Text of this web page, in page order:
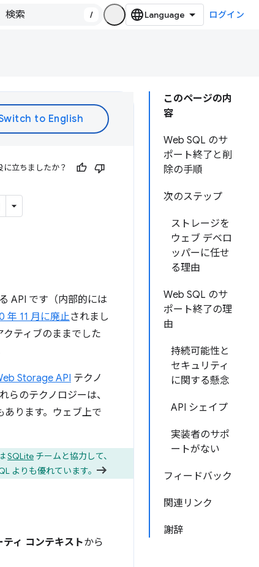
/ ログイン
このページの内
容
Web SQL のサ
ポート終了と削
除の手順
次のステップ
ストレージを
ウェブ デベロ
ッパーに任せ
る理由
Web SQL のサ
ポート終了の理
由
持続可能性と
セキュリティ
に関する懸念
API シェイプ
実装者のサポ
ートがない
フィードバック
関連リンク
謝辞
に立ちましたか？
API です（内部的には
年 11 月に廃止されまし
ティブのままでした
Storage API テクノ
らのテクノロジーは、
ります。ウェブ上で
SQLite チームと協力して、
よりも優れています。
ティ コンテキストから